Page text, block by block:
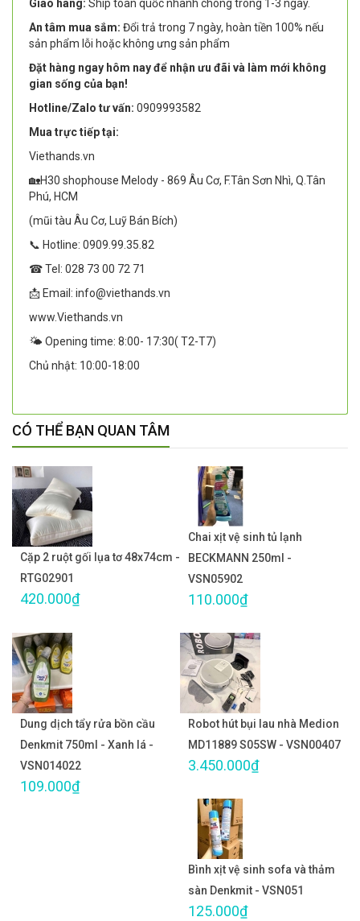
Giao hàng: Ship toàn quốc nhanh chóng trong 1-3 ngày.
An tâm mua sắm: Đổi trả trong 7 ngày, hoàn tiền 100% nếu
sản phẩm lỗi hoặc không ưng sản phẩm
Đặt hàng ngay hôm nay để nhận ưu đãi và làm mới không
gian sống của bạn!
Hotline/Zalo tư vấn: 0909993582
Mua trực tiếp tại:
Viethands.vn
🏡H30 shophouse Melody - 869 Âu Cơ, F.Tân Sơn Nhì, Q.Tân
Phú, HCM
(mũi tàu Âu Cơ, Luỹ Bán Bích)
📞 Hotline: 0909.99.35.82
☎ Tel: 028 73 00 72 71
📩 Email: info@viethands.vn
www.Viethands.vn
🌤️ Opening time: 8:00- 17:30( T2-T7)
Chủ nhật: 10:00-18:00
CÓ THỂ BẠN QUAN TÂM
Cặp 2 ruột gối lụa tơ 48x74cm -
RTG02901
420.000₫
Chai xịt vệ sinh tủ lạnh
BECKMANN 250ml -
VSN05902
110.000₫
Dung dịch tẩy rửa bồn cầu
Denkmit 750ml - Xanh lá -
VSN014022
109.000₫
Robot hút bụi lau nhà Medion
MD11889 S05SW - VSN00407
3.450.000₫
Bình xịt vệ sinh sofa và thảm
sàn Denkmit - VSN051
125.000₫